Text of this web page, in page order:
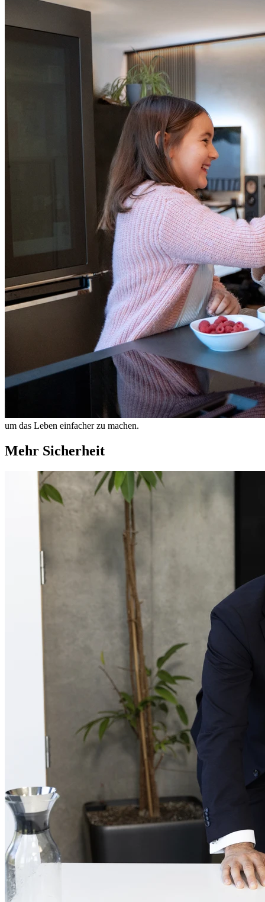
um das Leben einfacher zu machen.
Mehr Sicherheit